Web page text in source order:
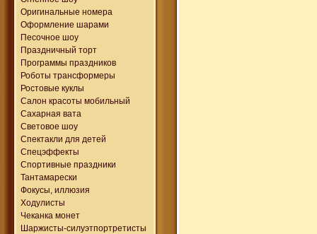
Оригинальные номера
Оформление шарами
Песочное шоу
Праздничный торт
Программы праздников
Роботы трансформеры
Ростовые куклы
Салон красоты мобильный
Сахарная вата
Световое шоу
Спектакли для детей
Спецэффекты
Спортивные праздники
Тантамарески
Фокусы, иллюзия
Ходулисты
Чеканка монет
Шаржисты-силуэтпортретисты